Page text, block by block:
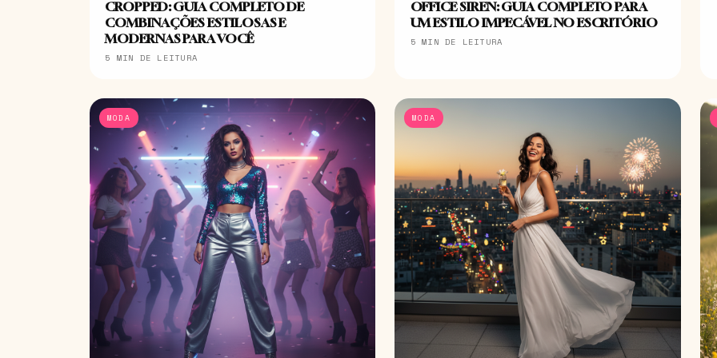
CROPPED: GUIA COMPLETO DE
COMBINAÇÕES ESTILOSAS E
MODERNAS PARA VOCÊ
5 MIN DE LEITURA
OFFICE SIREN: GUIA COMPLETO PARA
UM ESTILO IMPECÁVEL NO ESCRITÓRIO
5 MIN DE LEITURA
MODA MODA